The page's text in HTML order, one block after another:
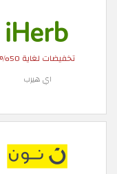
تخفيضات لغاية 50%
اي هيرب